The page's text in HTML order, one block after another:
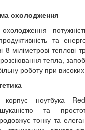
охолодження
охолодження
та
8-міліметрові теплові
тепла,
роботу при
корпус ноутбука
та
тонку та